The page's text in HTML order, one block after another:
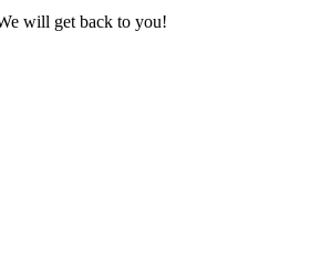
will get back to you!